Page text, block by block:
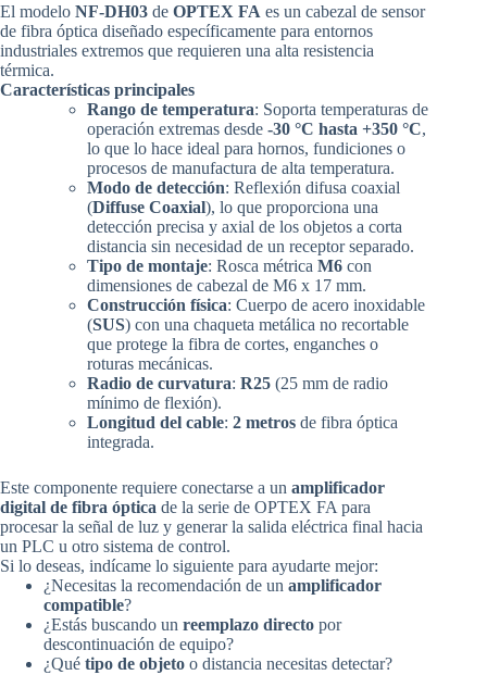
El modelo NF-DH03 de OPTEX FA es un cabezal de sensor
de fibra óptica diseñado específicamente para entornos
industriales extremos que requieren una alta resistencia
térmica.
Características principales
Rango de temperatura: Soporta temperaturas de
operación extremas desde -30 °C hasta +350 °C,
lo que lo hace ideal para hornos, fundiciones o
procesos de manufactura de alta temperatura.
Modo de detección: Reflexión difusa coaxial
(Diffuse Coaxial), lo que proporciona una
detección precisa y axial de los objetos a corta
distancia sin necesidad de un receptor separado.
Tipo de montaje: Rosca métrica M6 con
dimensiones de cabezal de M6 x 17 mm.
Construcción física: Cuerpo de acero inoxidable
(SUS) con una chaqueta metálica no recortable
que protege la fibra de cortes, enganches o
roturas mecánicas.
Radio de curvatura: R25 (25 mm de radio
mínimo de flexión).
Longitud del cable: 2 metros de fibra óptica
integrada.
Este componente requiere conectarse a un amplificador
digital de fibra óptica de la serie de OPTEX FA para
procesar la señal de luz y generar la salida eléctrica final hacia
un PLC u otro sistema de control.
Si lo deseas, indícame lo siguiente para ayudarte mejor:
¿Necesitas la recomendación de un amplificador
compatible?
¿Estás buscando un reemplazo directo por
descontinuación de equipo?
¿Qué tipo de objeto o distancia necesitas detectar?